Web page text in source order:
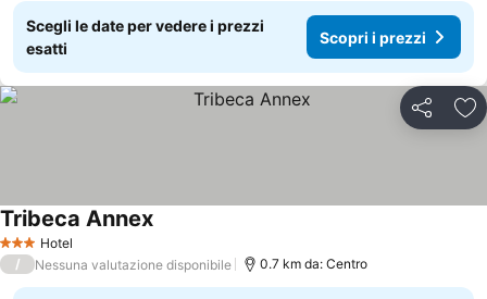
Scegli le date per vedere i prezzi
esatti
Scopri i prezzi
Condividi
3 StelleHotel
Tribeca AnnexScopri i prezzi
/ Nessuna valutazione disponibile 0.7 km da: Centro